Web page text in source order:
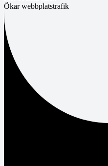
Ökar webbplatstrafik